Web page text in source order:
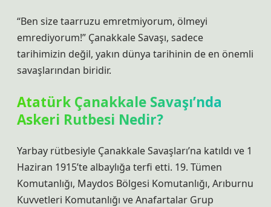
“Ben size taarruzu emretmiyorum, ölmeyi
emrediyorum!” Çanakkale Savaşı, sadece
tarihimizin değil, yakın dünya tarihinin de en önemli
savaşlarından biridir.
Atatürk Çanakkale Savaşı’nda
Askeri Rutbesi Nedir?
Yarbay rütbesiyle Çanakkale Savaşları’na katıldı ve 1
Haziran 1915’te albaylığa terfi etti. 19. Tümen
Komutanlığı, Maydos Bölgesi Komutanlığı, Arıburnu
Kuvvetleri Komutanlığı ve Anafartalar Grup